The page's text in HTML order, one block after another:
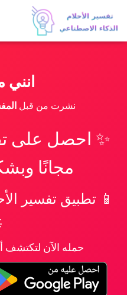
نشرت من قبل
✨ احصل على
مجانًا
حمله الآن لتكتشف